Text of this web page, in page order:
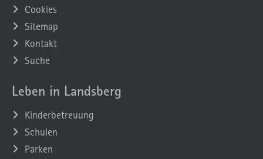
Cookies
Sitemap
Kontakt
Suche
Leben in Landsberg
Kinderbetreuung
Schulen
Parken